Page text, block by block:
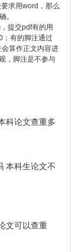
求用word，那么
。
提交pdf有的用
；有的脚注通过
算作正文内容进
，脚注是不参与
科论文查重多
本科生论文不
文可以查重